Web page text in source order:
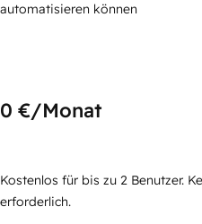
automatisieren können
0 €/Monat
Kostenlos für bis zu 2 Benutzer.
erforderlich.